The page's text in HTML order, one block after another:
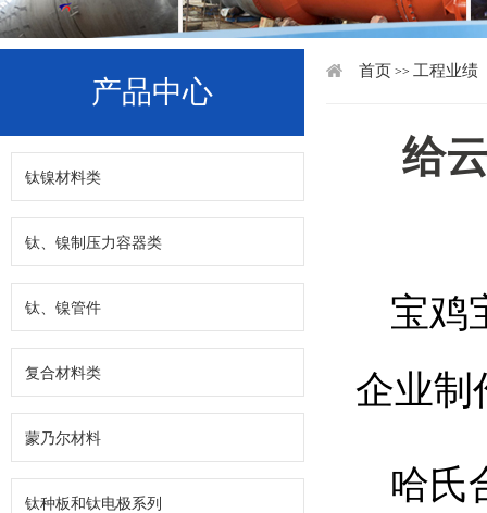
产品中心
钛镍材料类
钛、镍制压力容器类
钛、镍管件
复合材料类
蒙乃尔材料
钛种板和钛电极系列
首页 >> 工程业绩
给
宝鸡
企业制
哈氏